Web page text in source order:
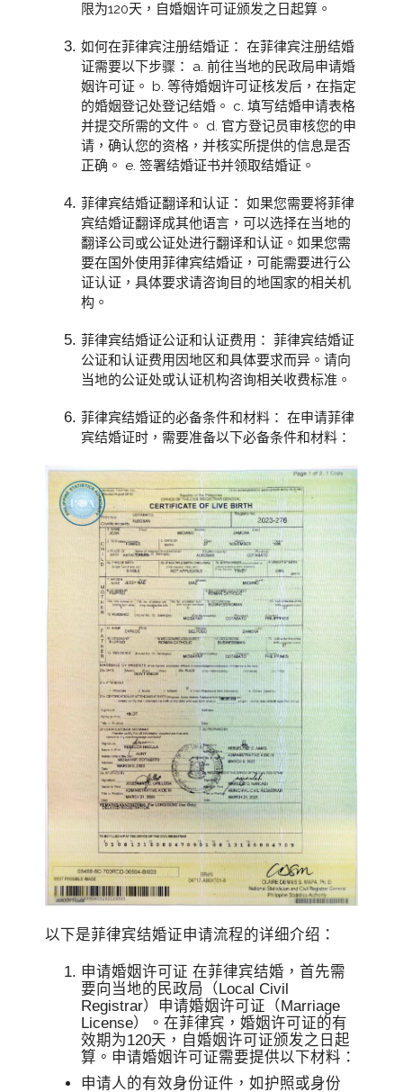
限为120天，自婚姻许可证颁发之日起算。
如何在菲律宾注册结婚证： 在菲律宾注册结婚
证需要以下步骤： a. 前往当地的民政局申请婚
姻许可证。 b. 等待婚姻许可证核发后，在指定
的婚姻登记处登记结婚。 c. 填写结婚申请表格
并提交所需的文件。 d. 官方登记员审核您的申
请，确认您的资格，并核实所提供的信息是否
正确。 e. 签署结婚证书并领取结婚证。
菲律宾结婚证翻译和认证： 如果您需要将菲律
宾结婚证翻译成其他语言，可以选择在当地的
翻译公司或公证处进行翻译和认证。如果您需
要在国外使用菲律宾结婚证，可能需要进行公
证认证，具体要求请咨询目的地国家的相关机
构。
菲律宾结婚证公证和认证费用： 菲律宾结婚证
公证和认证费用因地区和具体要求而异。请向
当地的公证处或认证机构咨询相关收费标准。
菲律宾结婚证的必备条件和材料： 在申请菲律
宾结婚证时，需要准备以下必备条件和材料：
以下是菲律宾结婚证申请流程的详细介绍：
申请婚姻许可证 在菲律宾结婚，首先需
要向当地的民政局（Local Civil
Registrar）申请婚姻许可证（Marriage
License）。在菲律宾，婚姻许可证的有
效期为120天，自婚姻许可证颁发之日起
算。申请婚姻许可证需要提供以下材料：
申请人的有效身份证件，如护照或身份